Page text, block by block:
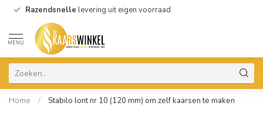
Razendsnelle levering uit eigen voorraad
MENU
Home / Stabilo lont nr 10 (120 mm) om zelf kaarsen te maken